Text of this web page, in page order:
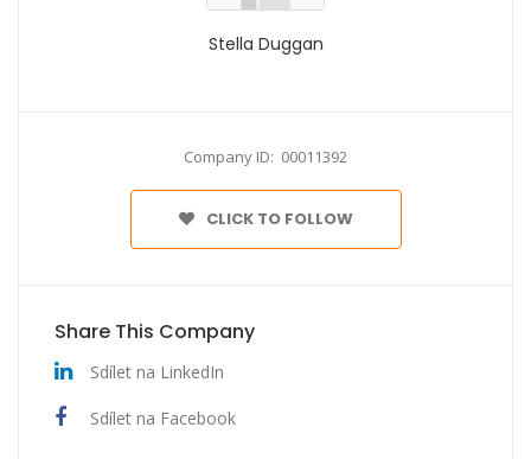
Stella Duggan
Company ID: 00011392
CLICK TO FOLLOW
Share This Company
Sdílet na LinkedIn
Sdílet na Facebook